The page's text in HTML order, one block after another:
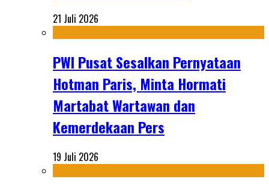
21 Juli 2026
PWI Pusat Sesalkan Pernyataan
Hotman Paris, Minta Hormati
Martabat Wartawan dan
Kemerdekaan Pers
19 Juli 2026